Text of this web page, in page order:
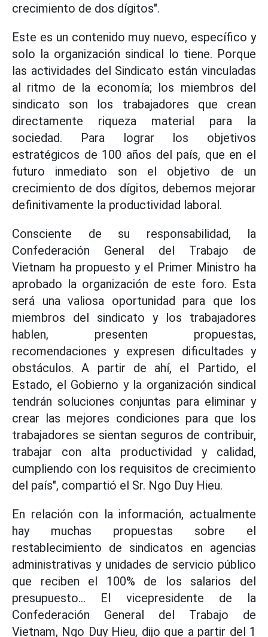
crecimiento de dos dígitos".
Este es un contenido muy nuevo, específico y
solo la organización sindical lo tiene. Porque
las actividades del Sindicato están vinculadas
al ritmo de la economía; los miembros del
sindicato son los trabajadores que crean
directamente riqueza material para la
sociedad. Para lograr los objetivos
estratégicos de 100 años del país, que en el
futuro inmediato son el objetivo de un
crecimiento de dos dígitos, debemos mejorar
definitivamente la productividad laboral.
Consciente de su responsabilidad, la
Confederación General del Trabajo de
Vietnam ha propuesto y el Primer Ministro ha
aprobado la organización de este foro. Esta
será una valiosa oportunidad para que los
miembros del sindicato y los trabajadores
hablen, presenten propuestas,
recomendaciones y expresen dificultades y
obstáculos. A partir de ahí, el Partido, el
Estado, el Gobierno y la organización sindical
tendrán soluciones conjuntas para eliminar y
crear las mejores condiciones para que los
trabajadores se sientan seguros de contribuir,
trabajar con alta productividad y calidad,
cumpliendo con los requisitos de crecimiento
del país", compartió el Sr. Ngo Duy Hieu.
En relación con la información, actualmente
hay muchas propuestas sobre el
restablecimiento de sindicatos en agencias
administrativas y unidades de servicio público
que reciben el 100% de los salarios del
presupuesto... El vicepresidente de la
Confederación General del Trabajo de
Vietnam, Ngo Duy Hieu, dijo que a partir del 1